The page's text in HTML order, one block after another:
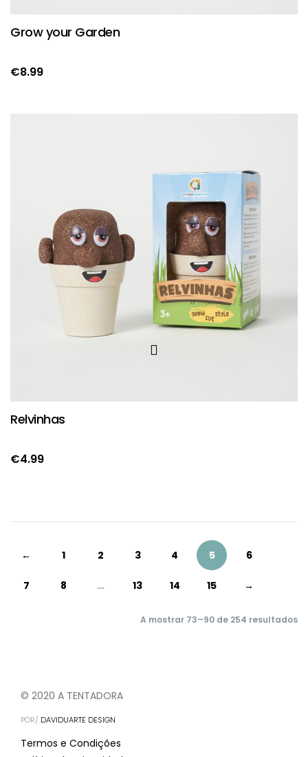
Grow your Garden
€8.99
Relvinhas
€4.99
← 1 2 3 4 5 6
7 8 … 13 14 15 →
A mostrar 73–90 de 254 resultados
© 2020 A TENTADORA
POR/ DAVIDUARTE DESIGN
Termos e Condições